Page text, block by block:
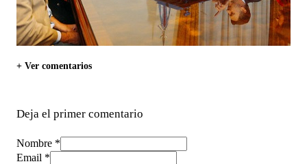
+ Ver comentarios
Deja el primer comentario
Nombre *
Email *